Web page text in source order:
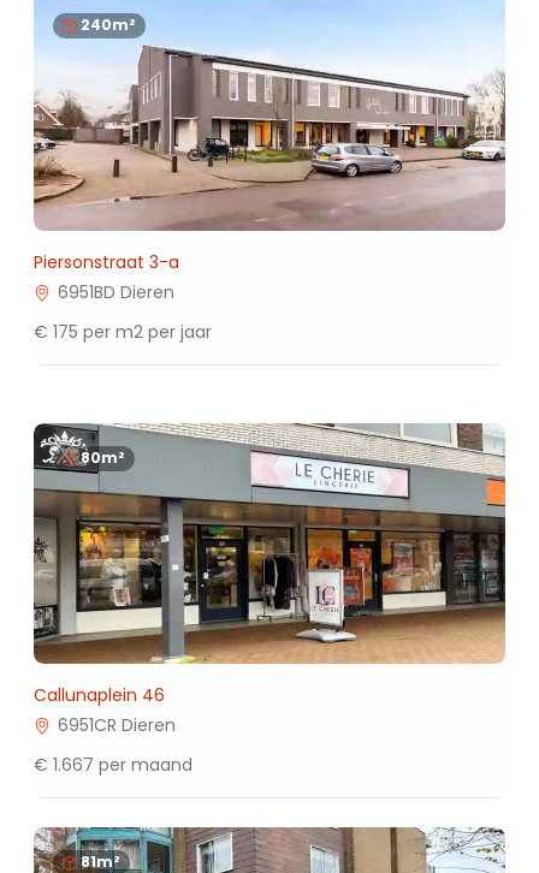
240m²
Piersonstraat 3-a
6951BD Dieren
€ 175 per m2 per jaar
80m²
Callunaplein 46
6951CR Dieren
€ 1.667 per maand
81m²